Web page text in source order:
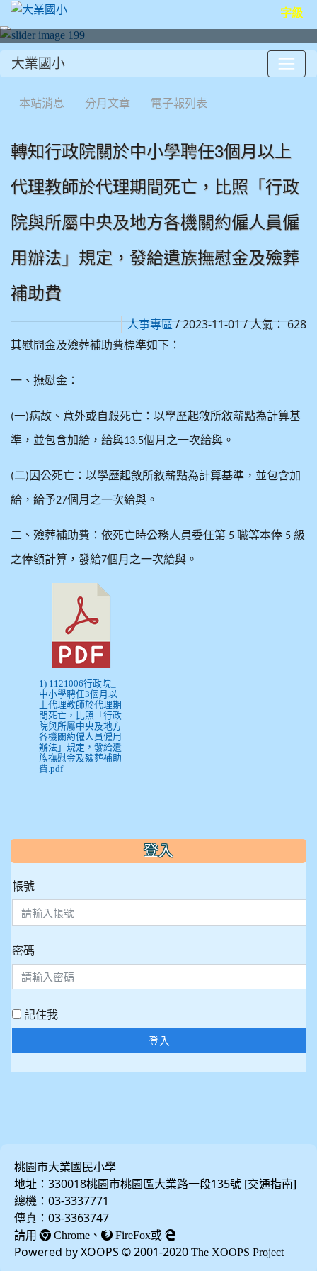
字級
大業國小
本站消息 分月文章 電子報列表
轉知行政院關於中小學聘任3個月以上
代理教師於代理期間死亡，比照「行政
院與所屬中央及地方各機關約僱人員僱
用辦法」規定，發給遺族撫慰金及殮葬
補助費
人事專區/ 2023-11-01 / 人氣： 628
其慰問金及殮葬補助費標準如下：
一、撫慰金：
(一)病故、意外或自殺死亡：以學歷起敘所敘薪點為計算基
準，並包含加給，給與13.5個月之一次給與。
(二) 因公死亡：以學歷起敘所敘薪點為計算基準，並包含加
給，給予27個月之一次給與。
二、殮葬補助費：依死亡時公務人員委任第 5 職等本俸 5 級
之俸額計算，發給7個月之一次給與。
1) 1121006行政院_
中小學聘任3個月以
上代理教師於代理期
間死亡，比照「行政
院與所屬中央及地方
各機關約僱人員僱用
辦法」規定，發給遺
族撫慰金及殮葬補助
費.pdf
::: 登入
帳號
密碼
記住我
登入
桃園市大業國民小學
地址：330018桃園市桃園區大業路一段135號 [交通指南]
總機：03-3337771
傳真：03-3363747
請用
Chrome 、 FireFox或
Powered by XOOPS © 2001-2020 The XOOPS Project